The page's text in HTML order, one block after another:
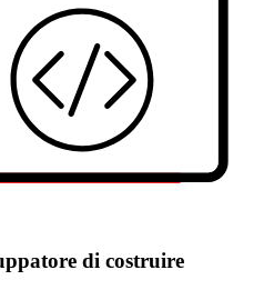
di costruire